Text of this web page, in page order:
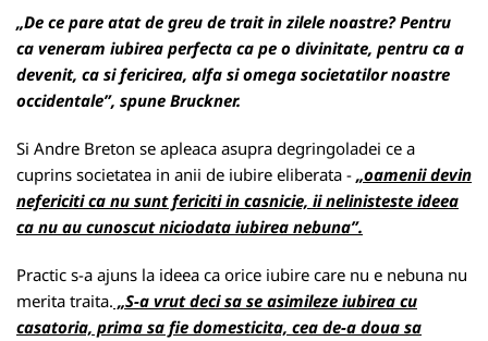
„De ce pare atat de greu de trait in zilele noastre? Pentru
ca veneram iubirea perfecta ca pe o divinitate, pentru ca a
devenit, ca si fericirea, alfa si omega societatilor noastre
occidentale”, spune Bruckner.
Si Andre Breton se apleaca asupra degringoladei ce a
cuprins societatea in anii de iubire eliberata - „oamenii devin
nefericiti ca nu sunt fericiti in casnicie, ii nelinisteste ideea
ca nu au cunoscut niciodata iubirea nebuna”.
Practic s-a ajuns la ideea ca orice iubire care nu e nebuna nu
merita traita. „S-a vrut deci sa se asimileze iubirea cu
casatoria, prima sa fie domesticita, cea de-a doua sa